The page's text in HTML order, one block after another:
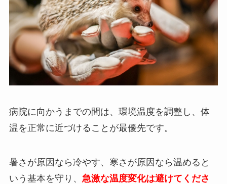
病院に向かうまでの間は、環境温度を調整し、体
温を正常に近づけることが最優先です。
暑さが原因なら冷やす、寒さが原因なら温めると
いう基本を守り、 急激な温度変化は避けてくださ